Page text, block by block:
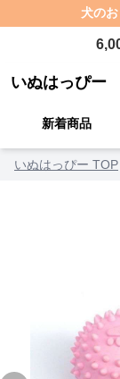
犬の
いぬはっぴー
新着商品
いぬはっぴー TOP